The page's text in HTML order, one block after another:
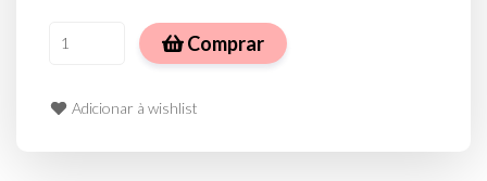
Comprar
Adicionar à wishlist